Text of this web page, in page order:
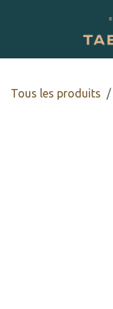
Tous les produits